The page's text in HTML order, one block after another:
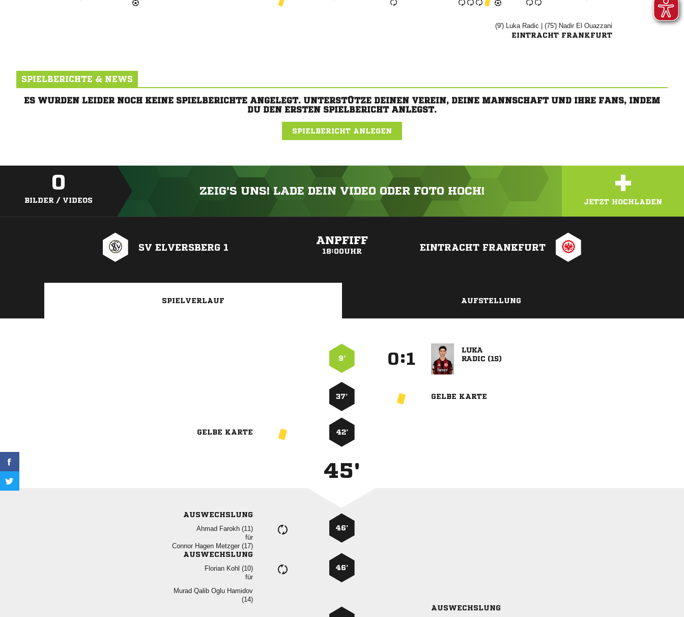
(9')   | (75')   
EINTRACHT FRANKFURT
SPIELBERICHTE & NEWS
ES WURDEN LEIDER NOCH KEINE SPIELBERICHTE ANGELEGT. UNTERSTÜTZE DEINEN VEREIN, DEINE MANNSCHAFT UND IHRE FANS, INDEM
DU DEN ERSTEN SPIELBERICHT ANLEGST.
SPIELBERICHT ANLEGEN
0
BILDER / VIDEOS
ZEIG'S UNS! LADE DEIN VIDEO ODER FOTO HOCH! +
JETZT HOCHLADEN
SV ELVERSBERG 1
ANPFIFF
18:00UHR EINTRACHT FRANKFURT
SPIELVERLAUF AUFSTELLUNG
9’ :

 
37’ GELBE KARTE
GELBE KARTE 42’
45'
AUSWECHSLUNG
  
für
   
46’
AUSWECHSLUNG
  
für
   

46’
AUSWECHSLUNG